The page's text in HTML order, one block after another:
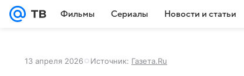
Фильмы Сериалы Новости и статьи
13 апреля 2026 Источник: Газета.Ru